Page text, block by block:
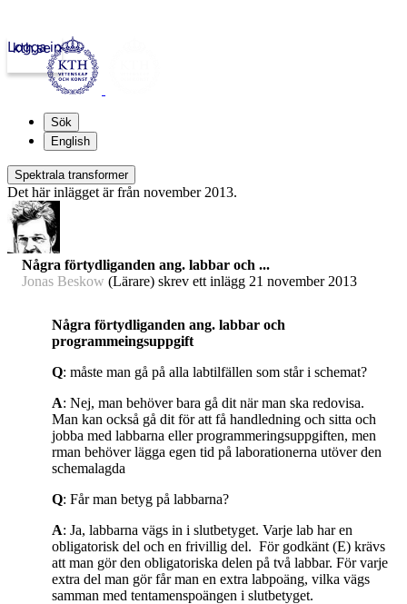
kth.se
Logga in
Sök
English
Spektrala transformer
Det här inlägget är från november 2013.
Några förtydliganden ang. labbar och ...
Jonas Beskow (Lärare) skrev ett inlägg 21 november 2013
Några förtydliganden ang. labbar och
programmeingsuppgift
Q: måste man gå på alla labtilfällen som står i schemat?
A: Nej, man behöver bara gå dit när man ska redovisa.
Man kan också gå dit för att få handledning och sitta och
jobba med labbarna eller programmeringsuppgiften, men
rman behöver lägga egen tid på laborationerna utöver den
schemalagda
Q: Får man betyg på labbarna?
A: Ja, labbarna vägs in i slutbetyget. Varje lab har en
obligatorisk del och en frivillig del. För godkänt (E) krävs
att man gör den obligatoriska delen på två labbar. För varje
extra del man gör får man en extra labpoäng, vilka vägs
samman med tentamenspoängen i slutbetyget.